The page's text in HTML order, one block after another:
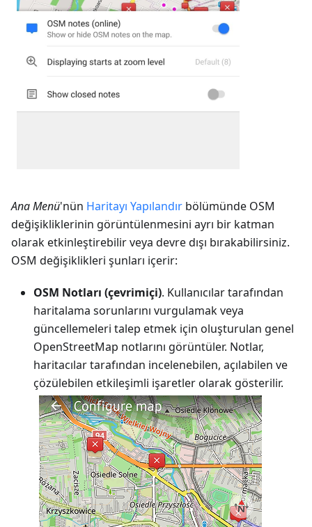
Ana Menü'nün Haritayı Yapılandır bölümünde OSM
değişikliklerinin görüntülenmesini ayrı bir katman
olarak etkinleştirebilir veya devre dışı bırakabilirsiniz.
OSM değişiklikleri şunları içerir:
OSM Notları (çevrimiçi). Kullanıcılar tarafından
haritalama sorunlarını vurgulamak veya
güncellemeleri talep etmek için oluşturulan genel
OpenStreetMap notlarını görüntüler. Notlar,
haritacılar tarafından incelenebilen, açılabilen ve
çözülebilen etkileşimli işaretler olarak gösterilir.